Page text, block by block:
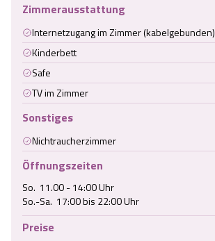
Zimmerausstattung
Internetzugang im Zimmer (kabelgebunden)
Kinderbett
Safe
TV im Zimmer
Sonstiges
Nichtraucherzimmer
Öffnungszeiten
So.  11.00 - 14:00 Uhr
So.-Sa.  17:00 bis 22:00 Uhr
Preise